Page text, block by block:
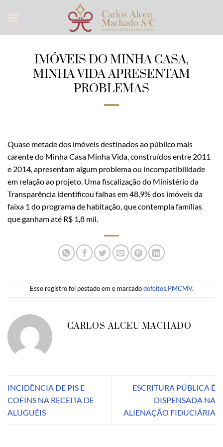
IMÓVEIS DO MINHA CASA,
MINHA VIDA APRESENTAM
PROBLEMAS
Quase metade dos imóveis destinados ao público mais
carente do Minha Casa Minha Vida, construídos entre 2011
e 2014, apresentam algum problema ou incompatibilidade
em relação ao projeto. Uma fiscalização do Ministério da
Transparência identificou falhas em 48,9% dos imóveis da
faixa 1 do programa de habitação, que contempla famílias
que ganham até R$ 1,8 mil.
Esse registro foi postado em e marcadodefeitos,PMCMV.
CARLOS ALCEU MACHADO
INCIDÊNCIA DE PIS E
COFINS NA RECEITA DE
ALUGUÉIS
ESCRITURA PÚBLICA É
DISPENSADA NA
ALIENAÇÃO FIDUCIÁRIA